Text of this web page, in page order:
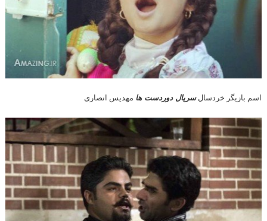
اسم بازیگر خردسالسریال دوردست ها مهدیس انصاری